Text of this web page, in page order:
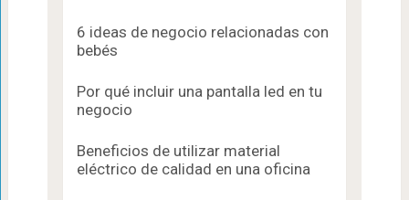
6 ideas de negocio relacionadas con
bebés
Por qué incluir una pantalla led en tu
negocio
Beneficios de utilizar material
eléctrico de calidad en una oficina